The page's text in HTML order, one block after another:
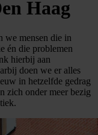
Haag
we mensen die in
én die problemen
hierbij aan
doen we er alles
in hetzelfde gedrag
zich onder meer bezig